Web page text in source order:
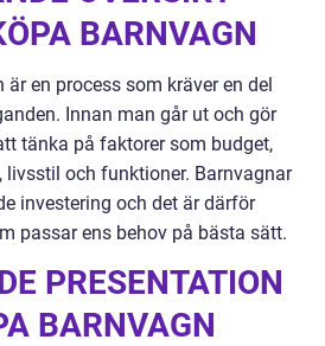
BARNVAGN
en process som kräver en del
Innan man går ut och gör
tänka på faktorer som budget,
livsstil och funktioner. Barnvagnar
investering och det är därför
passar ens behov på bästa sätt.
PRESENTATION
BARNVAGN